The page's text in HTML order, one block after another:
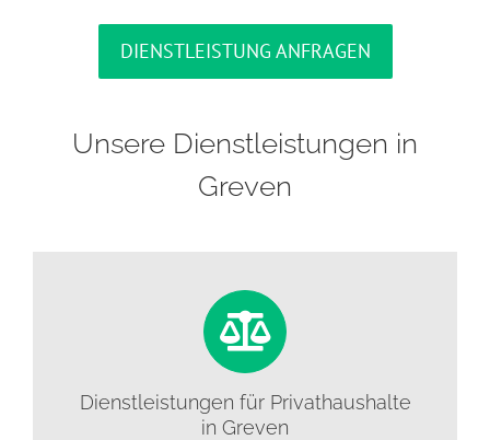
DIENSTLEISTUNG ANFRAGEN
Unsere Dienstleistungen in
Greven
Dienstleistungen für Privathaushalte
in Greven